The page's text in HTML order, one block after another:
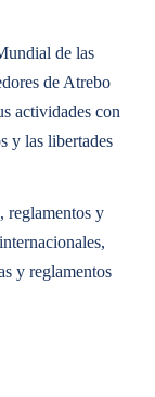
de las
de Atrebo
actividades con
y las libertades
reglamentos y
y reglamentos